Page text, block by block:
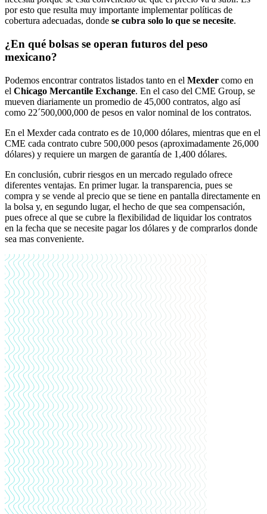
por esto que resulta muy importante implementar políticas de
cobertura adecuadas, donde se cubra solo lo que se necesite.
¿En qué bolsas se operan futuros del peso
mexicano?
Podemos encontrar contratos listados tanto en el Mexder como en
el Chicago Mercantile Exchange. En el caso del CME Group, se
mueven diariamente un promedio de 45,000 contratos, algo así
como 22´500,000,000 de pesos en valor nominal de los contratos.
En el Mexder cada contrato es de 10,000 dólares, mientras que en el
CME cada contrato cubre 500,000 pesos (aproximadamente 26,000
dólares) y requiere un margen de garantía de 1,400 dólares.
En conclusión, cubrir riesgos en un mercado regulado ofrece
diferentes ventajas. En primer lugar. la transparencia, pues se
compra y se vende al precio que se tiene en pantalla directamente en
la bolsa y, en segundo lugar, el hecho de que sea compensación,
pues ofrece al que se cubre la flexibilidad de liquidar los contratos
en la fecha que se necesite pagar los dólares y de comprarlos donde
sea mas conveniente.